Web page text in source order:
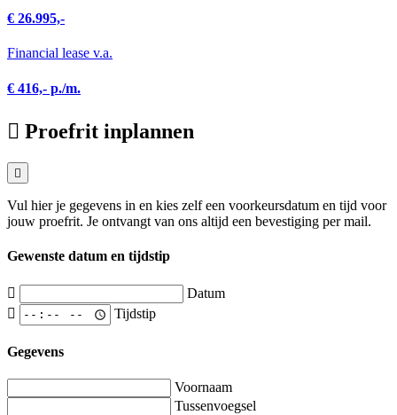
€ 26.995,-
Financial lease v.a.
€ 416,- p./m.
Proefrit inplannen
Vul hier je gegevens in en kies zelf een voorkeursdatum en tijd voor
jouw proefrit. Je ontvangt van ons altijd een bevestiging per mail.
Gewenste datum en tijdstip
Datum
Tijdstip
Gegevens
Voornaam
Tussenvoegsel